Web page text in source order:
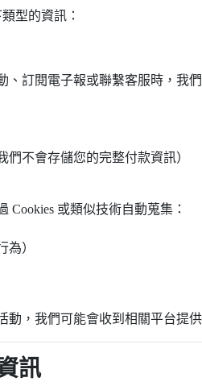
型的資訊：
、訂閱電子報或聯繫客服時，我
不會存儲您的完整付款資訊）
Cookies 或類似技術自動蒐集：
為）
動，我們可能會收到相關平台提
訊